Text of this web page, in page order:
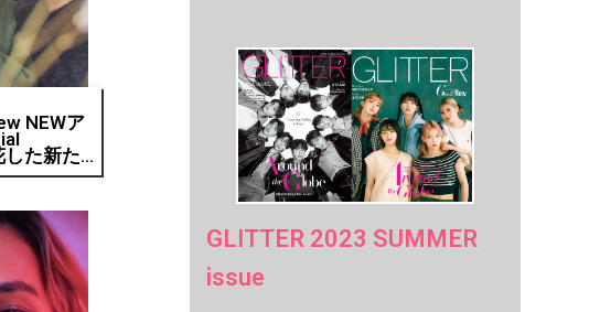
NEWア
た新た
GLITTER 2023 SUMMER
issue